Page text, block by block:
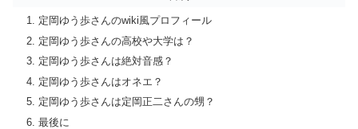
定岡ゆう歩さんのwiki風プロフィール
定岡ゆう歩さんの高校や大学は？
定岡ゆう歩さんは絶対音感？
定岡ゆう歩さんはオネエ？
定岡ゆう歩さんは定岡正二さんの甥？
最後に